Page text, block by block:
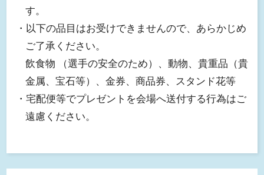
す。
・以下の品目はお受けできませんので、あらかじめ
ご了承ください。
飲食物 （選手の安全のため）、動物、貴重品（貴
金属、宝石等）、金券、商品券、スタンド花等
・宅配便等でプレゼントを会場へ送付する行為はご
遠慮ください。